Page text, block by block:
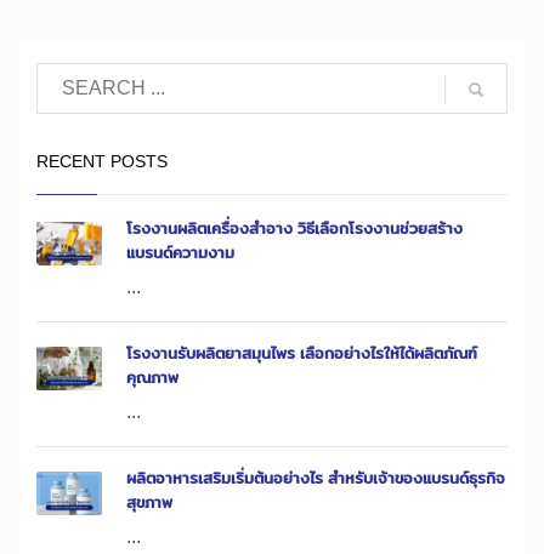
RECENT POSTS
โรงงานผลิตเครื่องสำอาง วิธีเลือกโรงงานช่วยสร้าง
แบรนด์ความงาม
...
โรงงานรับผลิตยาสมุนไพร เลือกอย่างไรให้ได้ผลิตภัณฑ์
คุณภาพ
...
ผลิตอาหารเสริมเริ่มต้นอย่างไร สำหรับเจ้าของแบรนด์ธุรกิจ
สุขภาพ
...